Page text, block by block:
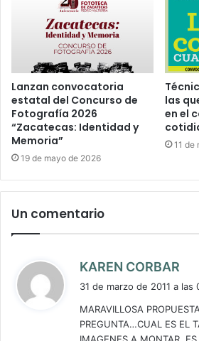
Lanzan convocatoria
estatal del Concurso de
Fotografía 2026
“Zacatecas: Identidad y
Memoria”
19 de mayo de 2026
las
en el
11 de
Un comentario
KAREN CORBAR
e
:
31 de marzo de 2011 a las
MARAVILLOSA
PREGUNTA…CUAL ES EL